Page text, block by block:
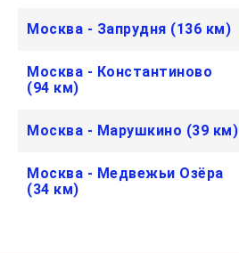
Москва - Запрудня (136 км)
Москва - Константиново
(94 км)
Москва - Марушкино (39 км)
Москва - Медвежьи Озёра
(34 км)